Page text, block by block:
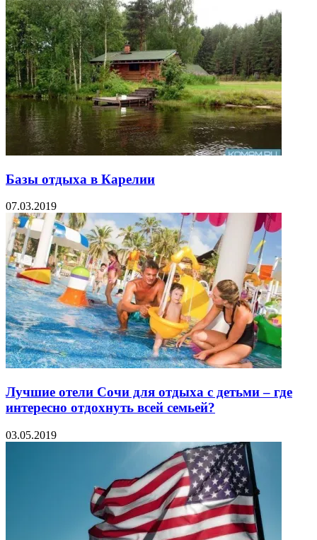
Базы отдыха в Карелии
07.03.2019
Лучшие отели Сочи для отдыха с детьми – где
интересно отдохнуть всей семьей?
03.05.2019